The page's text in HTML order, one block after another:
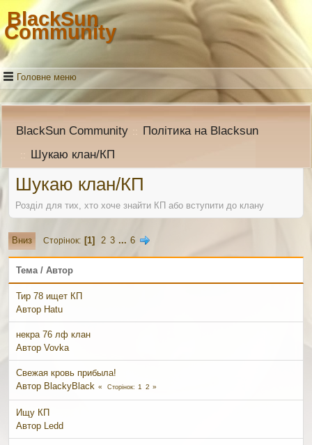
BlackSun
Community
Головне меню
BlackSun Community :: Політика на Blacksun
:: Шукаю клан/КП
Шукаю клан/КП
Розділ для тих, хто хоче знайти КП або вступити до клану
Вниз Сторінок 1 2 3 ... 6
Тема/ Автор
Тир 78 ищет КП
Автор Hatu
некра 76 лф клан
Автор Vovka
Свежая кровь прибыла!
Автор BlackyBlack Сторінок 1 2
Ищу КП
Автор Ledd